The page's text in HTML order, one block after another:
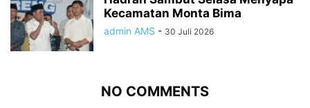
Kecamatan Monta Bima
admin AMS - 30 Juli 2026
NO COMMENTS